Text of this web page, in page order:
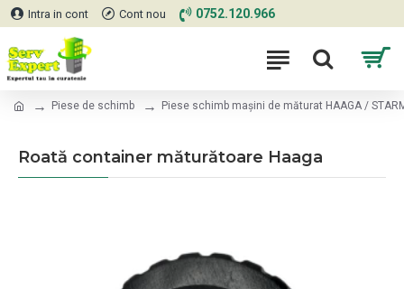
Intra in cont Cont nou 0752.120.966
Piese de schimb Piese schimb mașini de măturat HAAGA /
Roată container măturătoare Haaga